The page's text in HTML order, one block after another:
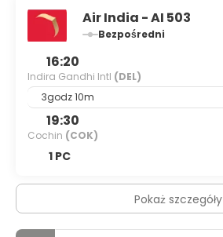
Air India - AI 503
Bezpośredni
16:20
Indira Gandhi Intl (DEL)
3godz 10m
19:30
Cochin (COK)
1 PC
Pokaż szczegóły